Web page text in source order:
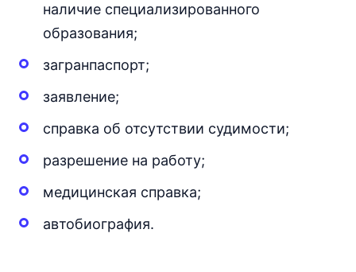
наличие специализированного
образования;
загранпаспорт;
заявление;
справка об отсутствии судимости;
разрешение на работу;
медицинская справка;
автобиография.